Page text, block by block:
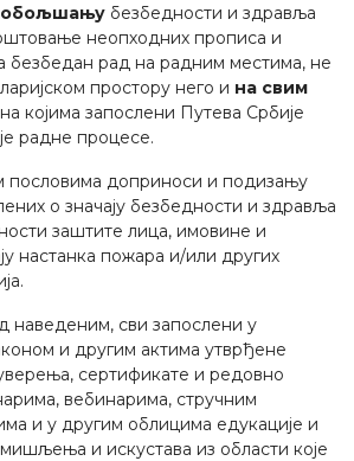
безбедности и здравља
неопходних прописа и
безбедан рад на радним местима, не
простору него и на свим
на којима запослени Путева Србије
радне процесе.
пословима доприноси и подизању
о значају безбедности и здравља
заштите лица, имовине и
настанка пожара и/или других
наведеним, сви запослени у
и другим актима утврђене
сертификате и редовно
вебинарима, стручним
и у другим облицима едукације и
и искустава из области које